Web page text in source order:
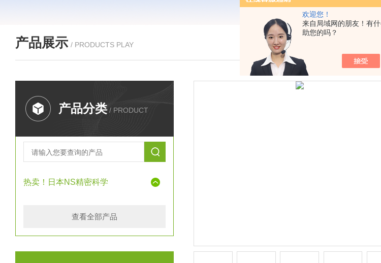
欢迎您！
来自局域网的朋友！有
助您的吗？
产品展示 / PRODUCTS PLAY
产品分类 / PRODUCT
热卖！日本NS精密科学
查看全部产品